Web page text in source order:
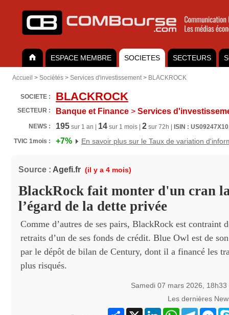
ESPACE MEMBRE SOCIETES SECTEURS
Accueil > Sociétés > Services d'investissement> BLACKROCK
SOCIETE : BLACKROCK
SECTEUR : Banque et Finance > Services
NEWS : 195 sur 1 an | 14 sur 1 mois | 2 sur 72h |
ISIN :
TVIC 1mois :
+7% En savoir plus sur le Taux de variation
Source : Agefi.fr (il y a 4 mois)
BlackRock fait monter d'un cran
l’égard de la dette privée
Comme d’autres de ses pairs, BlackRock est contraint
retraits d’un de ses fonds de crédit. Blue Owl est de
par le dépôt de bilan de Century, dont il a financé les
plus risqués.
Samedi 07 mars 2026,
Les dernières
Partager
X LinkedInWhatsAppTelegram